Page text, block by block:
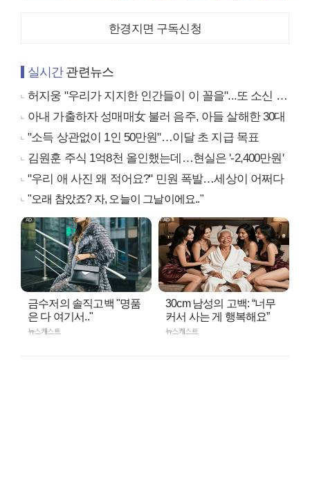
한경지면 구독신청
실시간관련뉴스
허지웅 "우리가 지지한 인간들이 이 꼴을"...또 소신 발언
아내 가출하자 성매매女 불러 음주, 아들 살해한 30대
"소득 상관없이 1인 50만원"…이달 초 지급 목표
김원훈 주식 1억8천 올인했는데…현실은 '-2,400만원'
"우리 애 사진 왜 적어요?" 민원 폭발…세상이 어쩌다
"오래 참았죠? 자, 오늘이 그날이에요.."
금수저의 솔직고백 "명품
은 다 여기서.."
뉴스캐스트
30cm 남성의 고백: “너무
커서 사는 게 행복해요”
뉴스캐스트